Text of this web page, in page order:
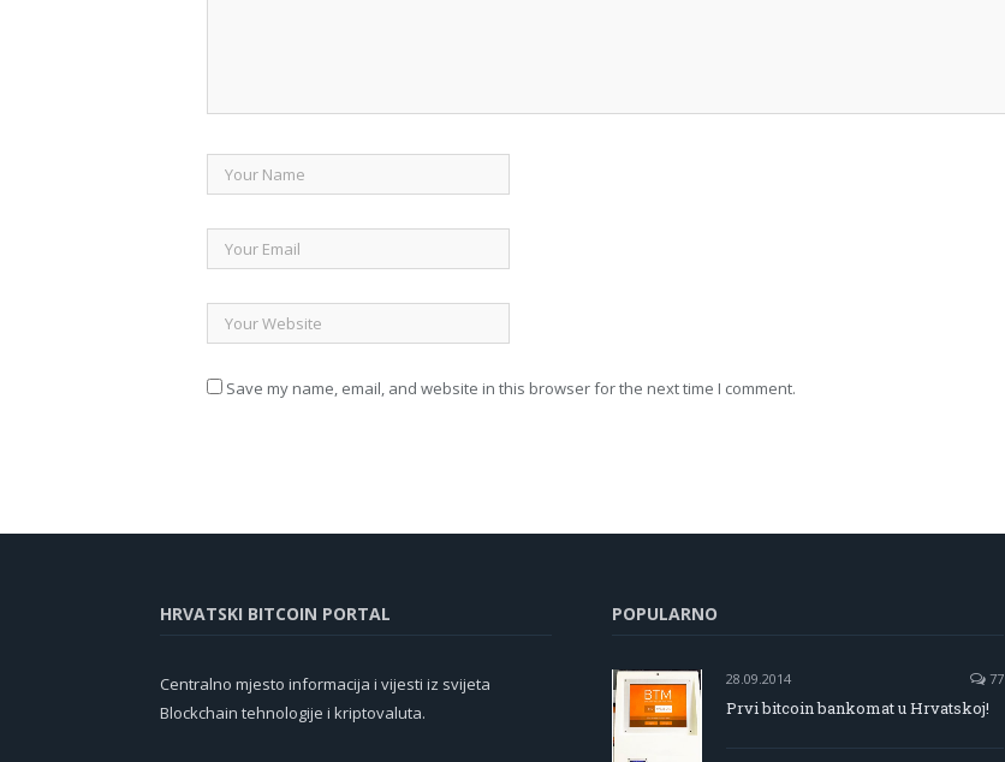
Save my name, email, and website in this browser for the next time I comment.
HRVATSKI BITCOIN PORTAL
Centralno mjesto informacija i vijesti iz svijeta
Blockchain tehnologije i kriptovaluta.
POPULARNO
28.09.2014 77
Prvi bitcoin bankomat u Hrvatskoj!